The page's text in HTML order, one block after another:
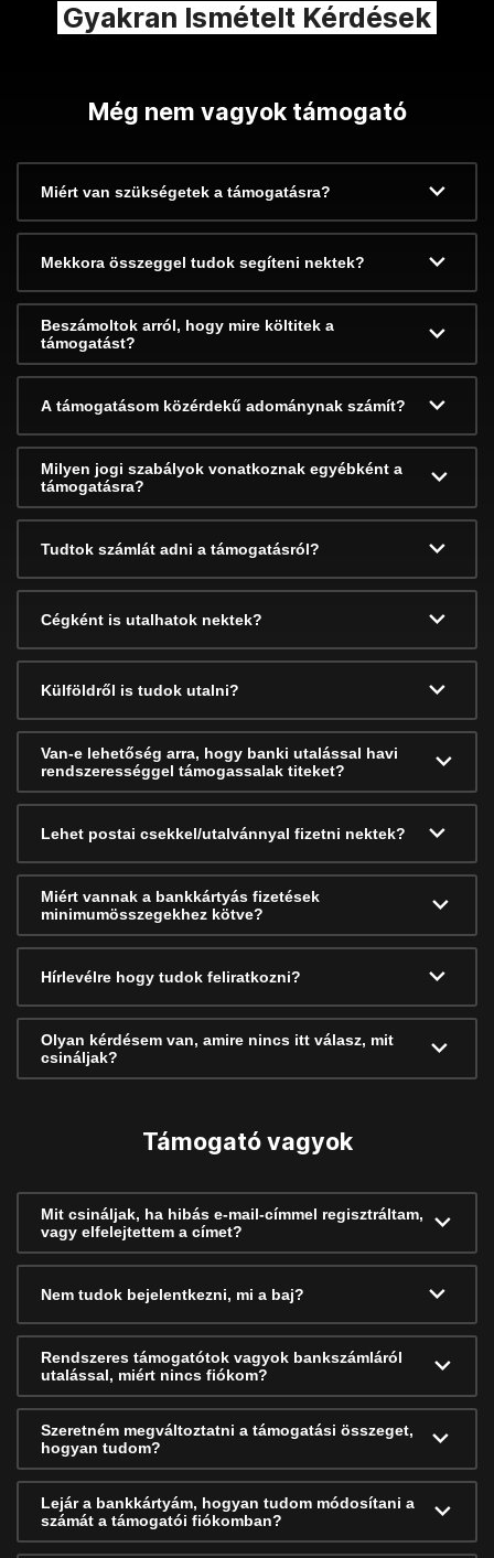
Gyakran Ismételt Kérdések
Még nem vagyok támogató
Miért van szükségetek a támogatásra?
Mekkora összeggel tudok segíteni nektek?
Beszámoltok arról, hogy mire költitek a
támogatást?
A támogatásom közérdekű adománynak számít?
Milyen jogi szabályok vonatkoznak egyébként a
támogatásra?
Tudtok számlát adni a támogatásról?
Cégként is utalhatok nektek?
Külföldről is tudok utalni?
Van-e lehetőség arra, hogy banki utalással havi
rendszerességgel támogassalak titeket?
Lehet postai csekkel/utalvánnyal fizetni nektek?
Miért vannak a bankkártyás fizetések
minimumösszegekhez kötve?
Hírlevélre hogy tudok feliratkozni?
Olyan kérdésem van, amire nincs itt válasz, mit
csináljak?
Támogató vagyok
Mit csináljak, ha hibás e-mail-címmel regisztráltam,
vagy elfelejtettem a címet?
Nem tudok bejelentkezni, mi a baj?
Rendszeres támogatótok vagyok bankszámláról
utalással, miért nincs fiókom?
Szeretném megváltoztatni a támogatási összeget,
hogyan tudom?
Lejár a bankkártyám, hogyan tudom módosítani a
számát a támogatói fiókomban?